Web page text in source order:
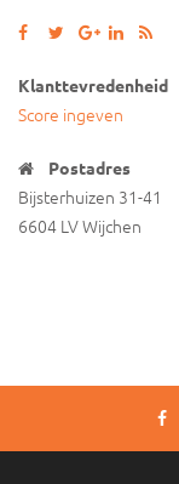
Klanttevredenheid
Score ingeven
Postadres
Bijsterhuizen 31-41
6604 LV Wijchen